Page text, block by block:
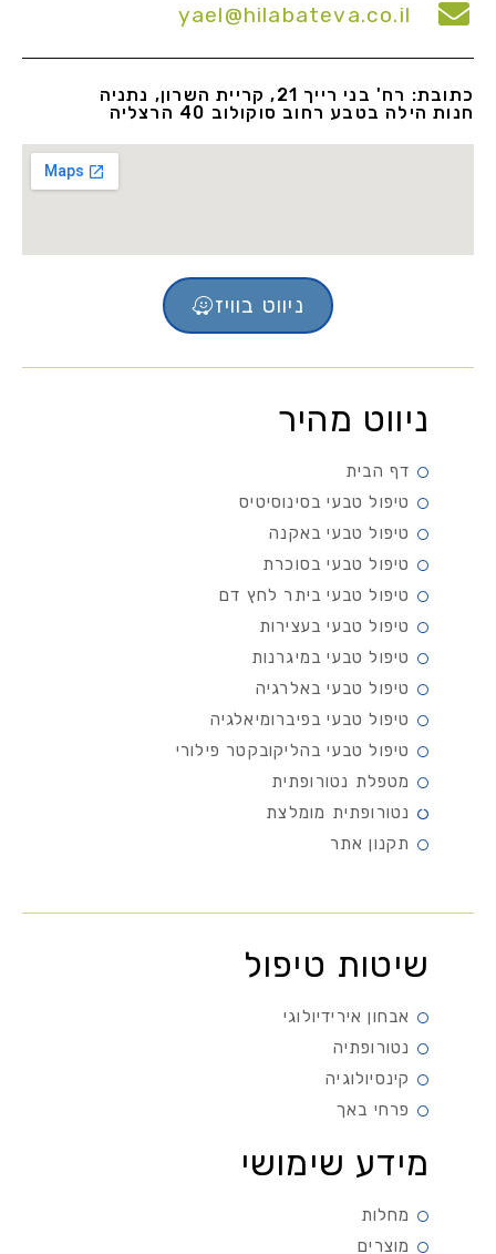
yael@hilabateva.co.il
כתובת: רח' בני רייך 21, קריית השרון, נתניה
חנות הילה בטבע רחוב סוקולוב 40 הרצליה
ניווט בוויז
ניווט מהיר
דף הבית
טיפול טבעי בסינוסיטיס
טיפול טבעי באקנה
טיפול טבעי בסוכרת
טיפול טבעי ביתר לחץ דם
טיפול טבעי בעצירות
טיפול טבעי במיגרנות
טיפול טבעי באלרגיה
טיפול טבעי בפיברומיאלגיה
טיפול טבעי בהליקובקטר פילורי
מטפלת נטורופתית
נטורופתית מומלצת
תקנון אתר
שיטות טיפול
אבחון אירידיולוגי
נטורופתיה
קינסיולוגיה
פרחי באך
מידע שימושי
מחלות
מוצרים